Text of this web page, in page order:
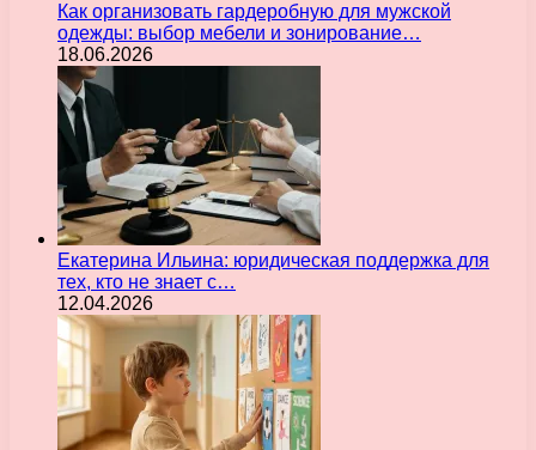
Как организовать гардеробную для мужской
одежды: выбор мебели и зонирование…
18.06.2026
Екатерина Ильина: юридическая поддержка для
тех, кто не знает с…
12.04.2026